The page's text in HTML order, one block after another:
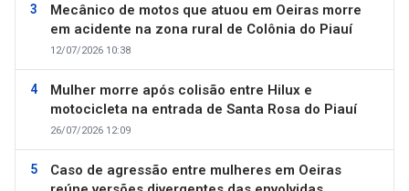
Mecânico de motos que atuou em Oeiras morre
em acidente na zona rural de Colônia do Piauí
12/07/2026 10:38
Mulher morre após colisão entre Hilux e
motocicleta na entrada de Santa Rosa do Piauí
26/07/2026 12:09
Caso de agressão entre mulheres em Oeiras